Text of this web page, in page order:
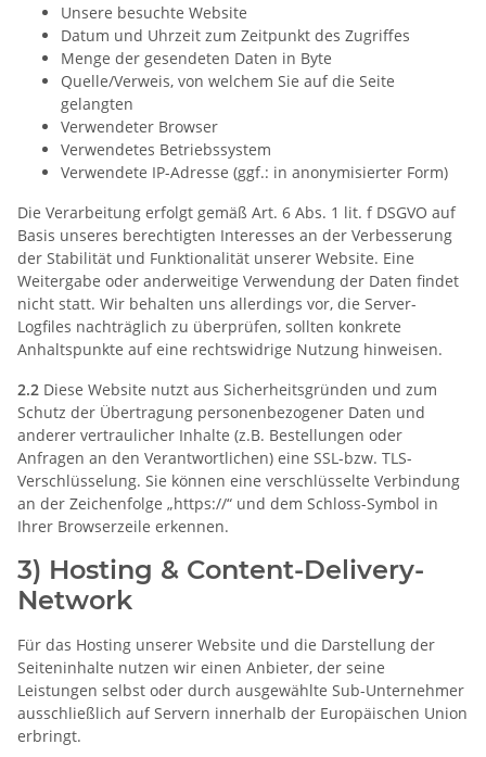
Unsere besuchte Website
Datum und Uhrzeit zum Zeitpunkt des Zugriffes
Menge der gesendeten Daten in Byte
Quelle/Verweis, von welchem Sie auf die Seite
gelangten
Verwendeter Browser
Verwendetes Betriebssystem
Verwendete IP-Adresse (ggf.: in anonymisierter Form)
Die Verarbeitung erfolgt gemäß Art. 6 Abs. 1 lit. f DSGVO auf
Basis unseres berechtigten Interesses an der Verbesserung
der Stabilität und Funktionalität unserer Website. Eine
Weitergabe oder anderweitige Verwendung der Daten findet
nicht statt. Wir behalten uns allerdings vor, die Server-
Logfiles nachträglich zu überprüfen, sollten konkrete
Anhaltspunkte auf eine rechtswidrige Nutzung hinweisen.
2.2 Diese Website nutzt aus Sicherheitsgründen und zum
Schutz der Übertragung personenbezogener Daten und
anderer vertraulicher Inhalte (z.B. Bestellungen oder
Anfragen an den Verantwortlichen) eine SSL-bzw. TLS-
Verschlüsselung. Sie können eine verschlüsselte Verbindung
an der Zeichenfolge „https://“ und dem Schloss-Symbol in
Ihrer Browserzeile erkennen.
3) Hosting & Content-Delivery-
Network
Für das Hosting unserer Website und die Darstellung der
Seiteninhalte nutzen wir einen Anbieter, der seine
Leistungen selbst oder durch ausgewählte Sub-Unternehmer
ausschließlich auf Servern innerhalb der Europäischen Union
erbringt.